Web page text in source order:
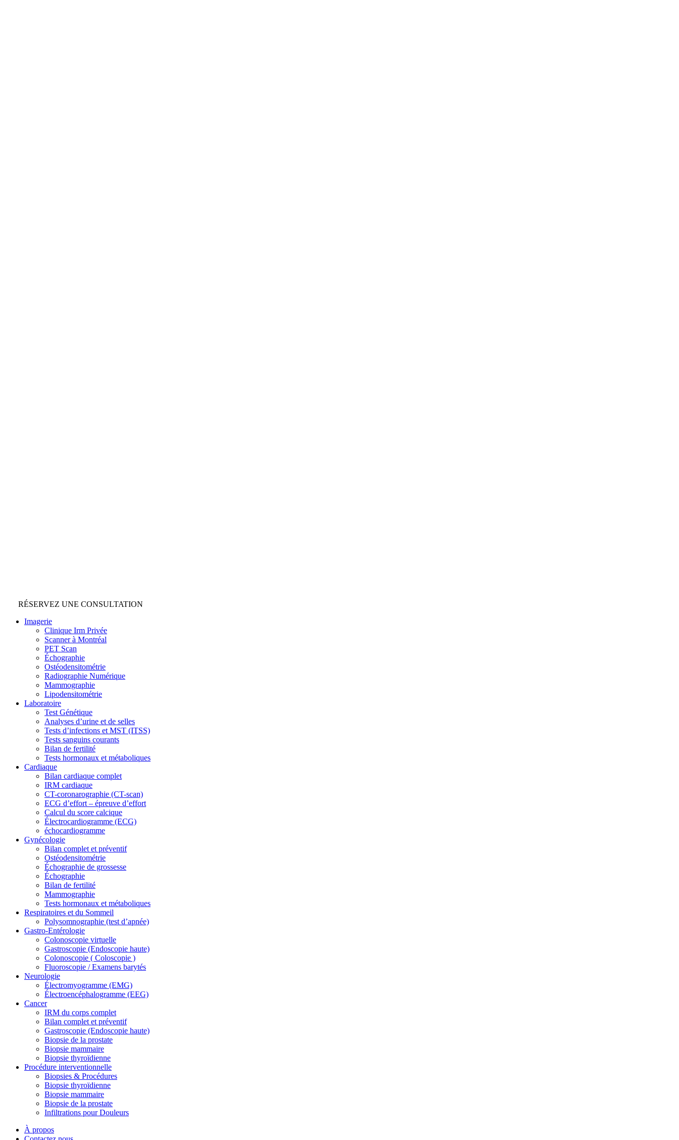
RÉSERVEZ UNE CONSULTATION
Imagerie
Clinique Irm Privée
Scanner à Montréal
PET Scan
Échographie
Ostéodensitométrie
Radiographie Numérique
Mammographie
Lipodensitométrie
Laboratoire
Test Génétique
Analyses d’urine et de selles
Tests d’infections et MST (ITSS)
Tests sanguins courants
Bilan de fertilité
Tests hormonaux et métaboliques
Cardiaque
Bilan cardiaque complet
IRM cardiaque
CT-coronarographie (CT-scan)
ECG d’effort – épreuve d’effort
Calcul du score calcique
Électrocardiogramme (ECG)
échocardiogramme
Gynécologie
Bilan complet et préventif
Ostéodensitométrie
Échographie de grossesse
Échographie
Bilan de fertilité
Mammographie
Tests hormonaux et métaboliques
Respiratoires et du Sommeil
Polysomnographie (test d’apnée)
Gastro-Entérologie
Colonoscopie virtuelle
Gastroscopie (Endoscopie haute)
Colonoscopie ( Coloscopie )
Fluoroscopie / Examens barytés
Neurologie
Électromyogramme (EMG)
Électroencéphalogramme (EEG)
Cancer
IRM du corps complet
Bilan complet et préventif
Gastroscopie (Endoscopie haute)
Biopsie de la prostate
Biopsie mammaire
Biopsie thyroïdienne
Procédure interventionnelle
Biopsies & Procédures
Biopsie thyroïdienne
Biopsie mammaire
Biopsie de la prostate
Infiltrations pour Douleurs
À propos